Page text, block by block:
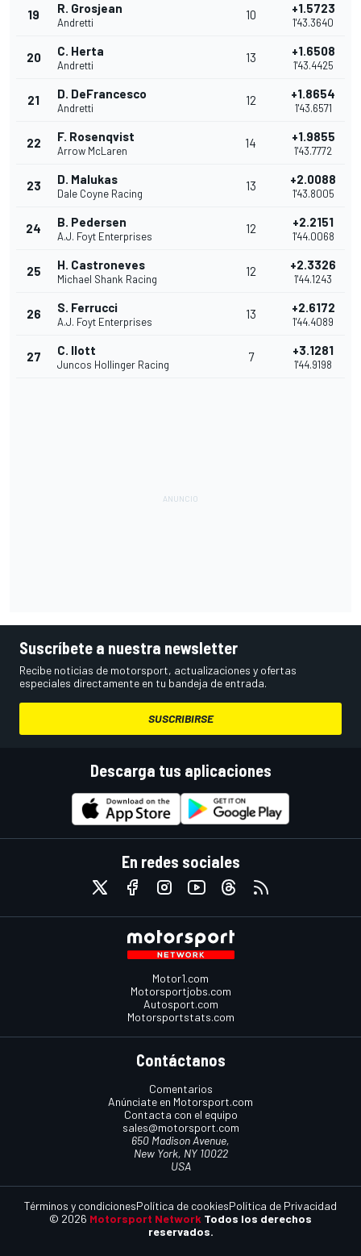
19 R. Grosjean
Andretti
10 +1.5723
1'43.3640
20 C. Herta
Andretti
13 +1.6508
1'43.4425
21 D. DeFrancesco
Andretti
12 +1.8654
1'43.6571
22 F. Rosenqvist
Arrow McLaren
14 +1.9855
1'43.7772
23 D. Malukas
Dale Coyne Racing
13 +2.0088
1'43.8005
24 B. Pedersen
A.J. Foyt Enterprises
12 +2.2151
1'44.0068
25 H. Castroneves
Michael Shank Racing
12 +2.3326
1'44.1243
26 S. Ferrucci
A.J. Foyt Enterprises
13 +2.6172
1'44.4089
27 C. Ilott
Juncos Hollinger Racing
7 +3.1281
1'44.9198
Suscríbete a nuestra newsletter
Recibe noticias de motorsport, actualizaciones y ofertas
especiales directamente en tu bandeja de entrada.
SUSCRIBIRSE
Descarga tus aplicaciones
En redes sociales
Motor1.com
Motorsportjobs.com
Autosport.com
Motorsportstats.com
Contáctanos
Comentarios
Anúnciate en Motorsport.com
Contacta con el equipo
sales@motorsport.com
650 Madison Avenue,
New York, NY 10022
USA
© 2026 Motorsport Network Todos los derechos
reservados.
Términos y condicionesPolítica de cookiesPolítica de Privacidad